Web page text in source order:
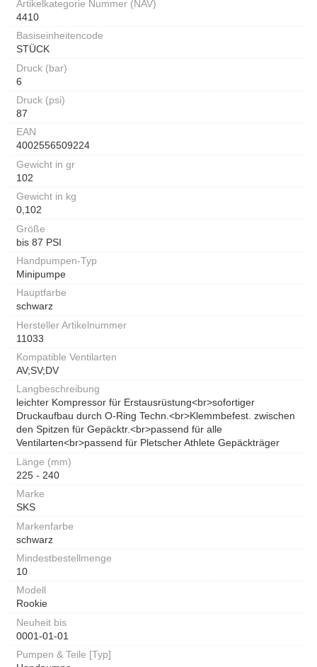
Artikelkategorie Nummer (NAV)
4410
Basiseinheitencode
STÜCK
Druck (bar)
6
Druck (psi)
87
EAN
4002556509224
Gewicht in gr
102
Gewicht in kg
0,102
Größe
bis 87 PSI
Handpumpen-Typ
Minipumpe
Hauptfarbe
schwarz
Hersteller Artikelnummer
11033
Kompatible Ventilarten
AV;SV;DV
Langbeschreibung
leichter Kompressor für Erstausrüstung<br>sofortiger
Druckaufbau durch O-Ring Techn.<br>Klemmbefest. zwischen
den Spitzen für Gepäcktr.<br>passend für alle
Ventilarten<br>passend für Pletscher Athlete Gepäckträger
Länge (mm)
225 - 240
Marke
SKS
Markenfarbe
schwarz
Mindestbestellmenge
10
Modell
Rookie
Neuheit bis
0001-01-01
Pumpen & Teile [Typ]